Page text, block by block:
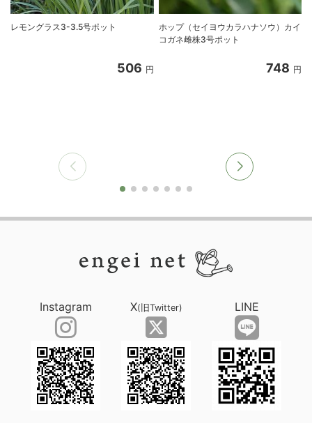
レモングラス3-3.5号ポット
506 円
ホップ（セイヨウカラハナソウ）カイ
コガネ雌株3号ポット
748 円
Instagram X(旧Twitter) LINE